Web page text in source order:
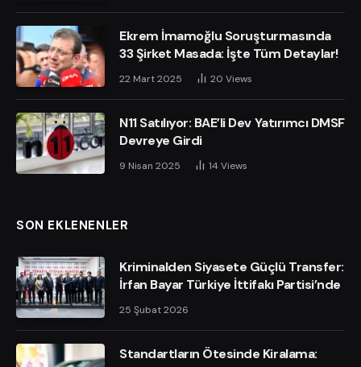
Ekrem İmamoğlu Soruşturmasında
33 Şirket Masada: İşte Tüm Detaylar!
22 Mart 2025 20 Views
N11 Satılıyor: BAE’li Dev Yatırımcı DMSF
Devreye Girdi
9 Nisan 2025 14 Views
SON EKLENENLER
Kriminalden Siyasete Güçlü Transfer:
İrfan Bayar Türkiye İttifakı Partisi’nde
25 Şubat 2026
Standartların Ötesinde Kiralama: